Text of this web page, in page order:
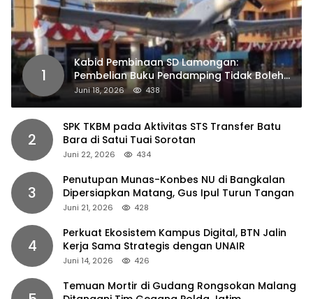
1
Kabid Pembinaan SD Lamongan:
Pembelian Buku Pendamping Tidak Boleh
Dipaksakan
Juni 18, 2026 438
2
SPK TKBM pada Aktivitas STS Transfer Batu
Bara di Satui Tuai Sorotan
Juni 22, 2026 434
3
Penutupan Munas-Konbes NU di Bangkalan
Dipersiapkan Matang, Gus Ipul Turun Tangan
Juni 21, 2026 428
4
Perkuat Ekosistem Kampus Digital, BTN Jalin
Kerja Sama Strategis dengan UNAIR
Juni 14, 2026 426
Temuan Mortir di Gudang Rongsokan Malang